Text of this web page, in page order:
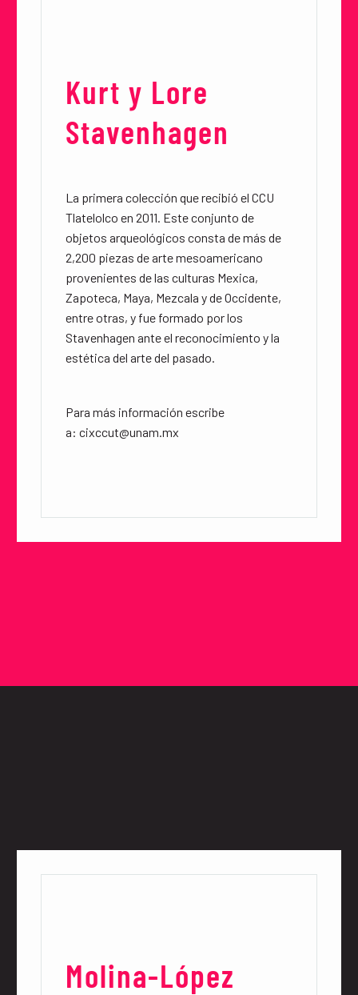
Kurt y Lore
Stavenhagen
La primera colección que recibió el CCU
Tlatelolco en 2011. Este conjunto de
objetos arqueológicos consta de más de
2,200 piezas de arte mesoamericano
provenientes de las culturas Mexica,
Zapoteca, Maya, Mezcala y de Occidente,
entre otras, y fue formado por los
Stavenhagen ante el reconocimiento y la
estética del arte del pasado.
Para más información escribe
a: cixccut@unam.mx
Molina-López